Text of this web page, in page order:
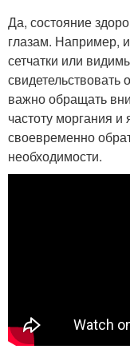
Да, состояние
глазам. Например,
сетчатки или
важно обращать
частоту моргания и
своевременно
необходимости.